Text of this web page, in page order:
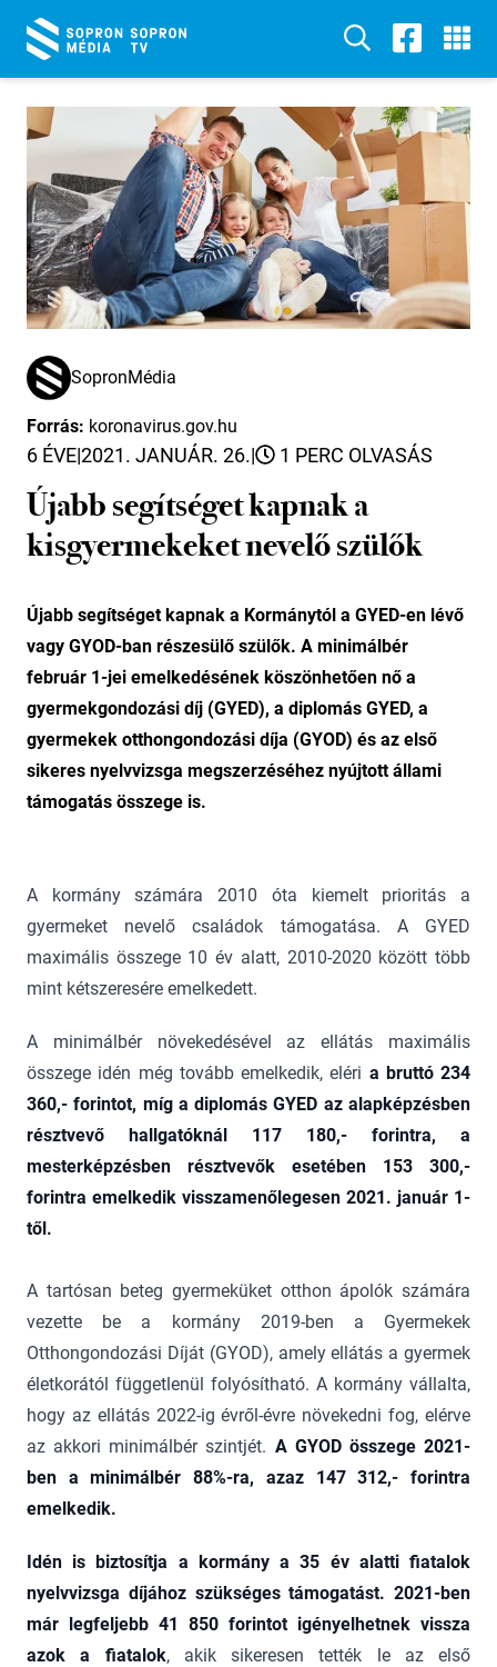
SopronMédia
Forrás: koronavirus.gov.hu
6 ÉVE|2021. JANUÁR. 26.| 1 PERC OLVASÁS
Újabb segítséget kapnak a
kisgyermekeket nevelő szülők
Újabb segítséget kapnak a Kormánytól a GYED-en lévő
vagy GYOD-ban részesülő szülők. A minimálbér
február 1-jei emelkedésének köszönhetően nő a
gyermekgondozási díj (GYED), a diplomás GYED, a
gyermekek otthongondozási díja (GYOD) és az első
sikeres nyelvvizsga megszerzéséhez nyújtott állami
támogatás összege is.
A kormány számára 2010 óta kiemelt prioritás a
gyermeket nevelő családok támogatása. A GYED
maximális összege 10 év alatt, 2010-2020 között több
mint kétszeresére emelkedett.
A minimálbér növekedésével az ellátás maximális
összege idén még tovább emelkedik, eléri a bruttó 234
360,- forintot, míg a diplomás GYED az alapképzésben
résztvevő hallgatóknál 117 180,- forintra, a
mesterképzésben résztvevők esetében 153 300,-
forintra emelkedik visszamenőlegesen 2021. január 1-
től.
A tartósan beteg gyermeküket otthon ápolók számára
vezette be a kormány 2019-ben a Gyermekek
Otthongondozási Díját (GYOD), amely ellátás a gyermek
életkorától függetlenül folyósítható. A kormány vállalta,
hogy az ellátás 2022-ig évről-évre növekedni fog, elérve
az akkori minimálbér szintjét. A GYOD összege 2021-
ben a minimálbér 88%-ra, azaz 147 312,- forintra
emelkedik.
Idén is biztosítja a kormány a 35 év alatti fiatalok
nyelvvizsga díjához szükséges támogatást. 2021-ben
már legfeljebb 41 850 forintot igényelhetnek vissza
azok a fiatalok, akik sikeresen tették le az első